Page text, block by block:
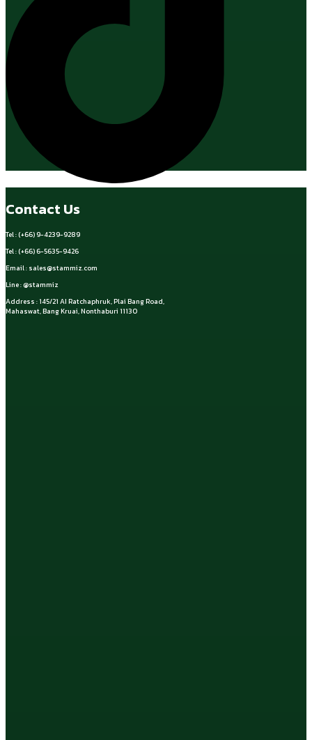
Contact Us
Tel : (+66) 9-4239-9289
Tel : (+66) 6-5635-9426
Email : sales@stammiz.com
Line : @stammiz
Address : 145/21 AI Ratchaphruk, Plai Bang Road,
Mahaswat, Bang Kruai, Nonthaburi 11130